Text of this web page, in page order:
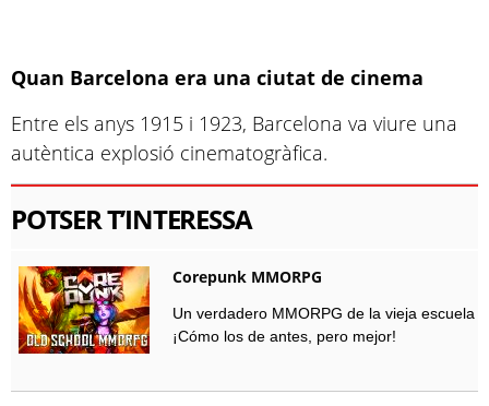
Quan Barcelona era una ciutat de cinema
Entre els anys 1915 i 1923, Barcelona va viure una
autèntica explosió cinematogràfica.
POTSER T’INTERESSA
Corepunk MMORPG
Un verdadero MMORPG de la vieja escuela
¡Cómo los de antes, pero mejor!